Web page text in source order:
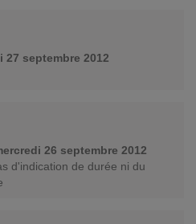
27 septembre 2012
26 septembre 2012
d'indication de durée ni du